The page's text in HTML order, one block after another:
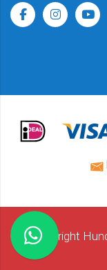
© Copyright